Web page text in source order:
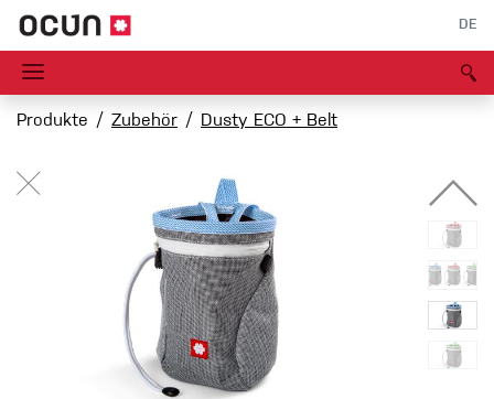
DE
Produkte Zubehör Dusty ECO + Belt